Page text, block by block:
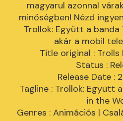
magyarul azonnal
minőségben! Nézd
Trollok: Együtt a banda
akár a mobil
Title original : Trolls
Status :
Release Date :
Tagline : Trollok: Együtt
in the
Genres : Animációs |